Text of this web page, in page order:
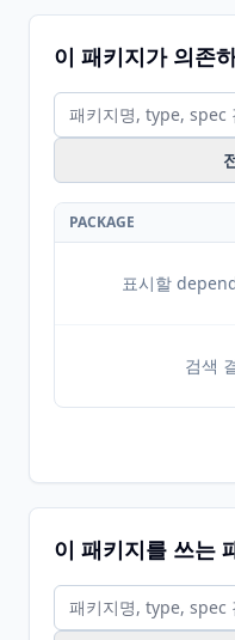
이 패키지가 의존
PACKAGE
표시할
검색
이 패키지를 쓰는